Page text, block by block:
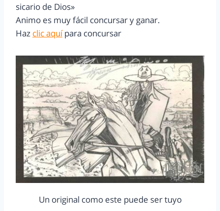
sicario de Dios»
Animo es muy fácil concursar y ganar.
Haz clic aquípara concursar
Un original como este puede ser tuyo